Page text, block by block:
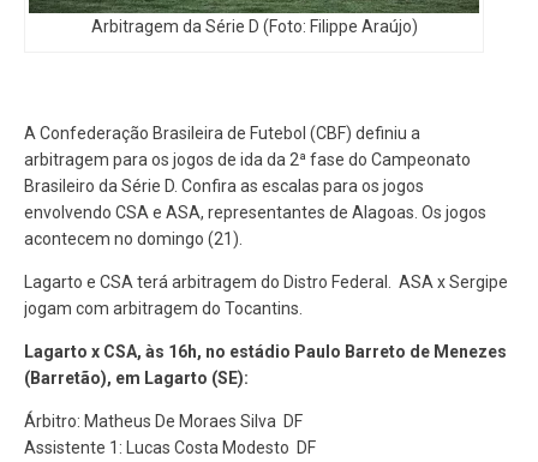
Arbitragem da Série D (Foto: Filippe Araújo)
A Confederação Brasileira de Futebol (CBF) definiu a
arbitragem para os jogos de ida da 2ª fase do Campeonato
Brasileiro da Série D. Confira as escalas para os jogos
envolvendo CSA e ASA, representantes de Alagoas. Os jogos
acontecem no domingo (21).
Lagarto e CSA terá arbitragem do Distro Federal. ASA x Sergipe
jogam com arbitragem do Tocantins.
Lagarto x CSA, às 16h, no estádio Paulo Barreto de Menezes
(Barretão), em Lagarto (SE):
Árbitro: Matheus De Moraes Silva DF
Assistente 1: Lucas Costa Modesto DF